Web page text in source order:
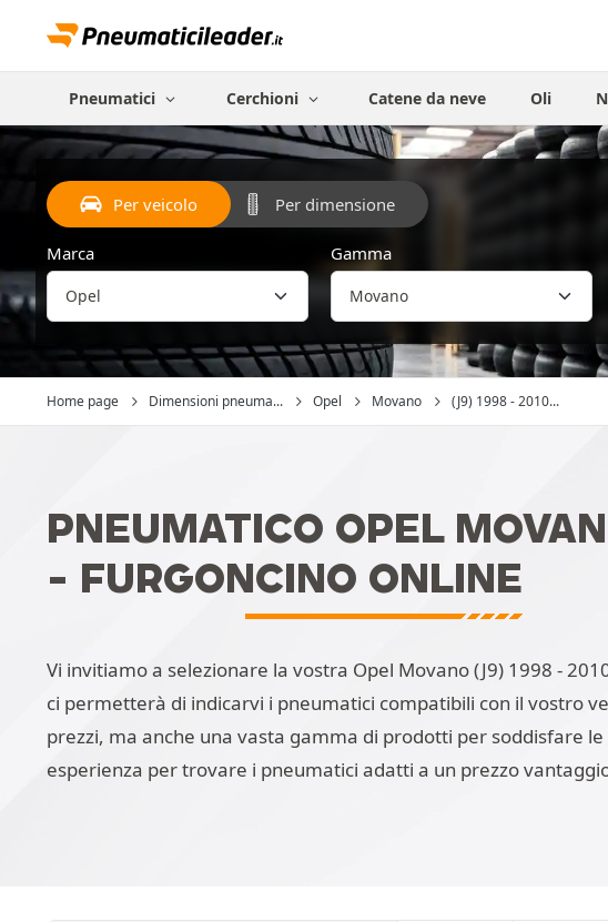
Pneumatici Cerchioni Catene da neve Oli
Per veicolo Per dimensione
Marca Gamma
Home page Dimensioni pneuma... Opel Movano (J9) 1998 - 2010...
PNEUMATICO OPEL
- FURGONCINO ONLINE
Vi invitiamo a selezionare la vostra Opel Movano (J9) 1998 -
ci permetterà di indicarvi i pneumatici compatibili con il vostro
prezzi, ma anche una vasta gamma di prodotti per soddisfare
esperienza per trovare i pneumatici adatti a un prezzo